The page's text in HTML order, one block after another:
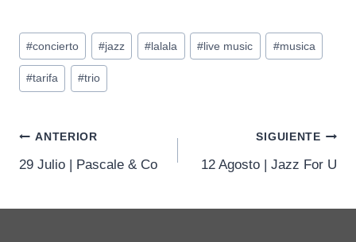
Etiquetas
de
la
#concierto #jazz # lalala # live music #musica
#tarifa #trio
Navegación
de
entradas
ANTERIOR
29 Julio | Pascale & Co
SIGUIENTE
12 Agosto | Jazz For U